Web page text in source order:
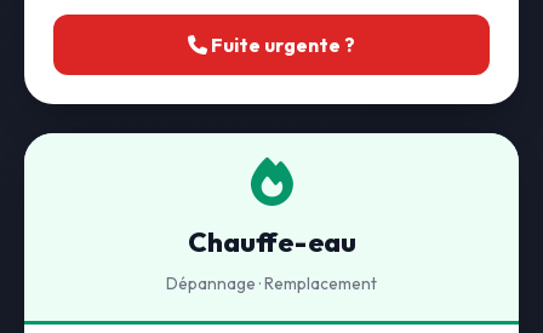
Fuite urgente ?
Chauffe-eau
Dépannage · Remplacement